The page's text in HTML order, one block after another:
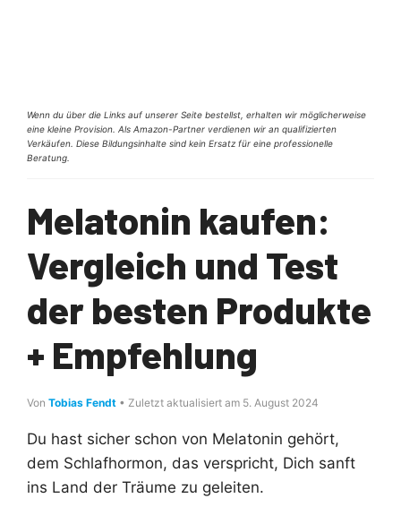
Wenn du über die Links auf unserer Seite bestellst, erhalten wir möglicherweise
eine kleine Provision. Als Amazon-Partner verdienen wir an qualifizierten
Verkäufen. Diese Bildungsinhalte sind kein Ersatz für eine professionelle
Beratung.
Melatonin kaufen:
Vergleich und Test
der besten Produkte
+ Empfehlung
Von Tobias Fendt • Zuletzt aktualisiert am 5. August 2024
Du hast sicher schon von Melatonin gehört,
dem Schlafhormon, das verspricht, Dich sanft
ins Land der Träume zu geleiten.